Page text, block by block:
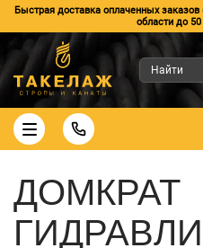
Быстрая доставка оплаченных
области до
ДОМКРАТ